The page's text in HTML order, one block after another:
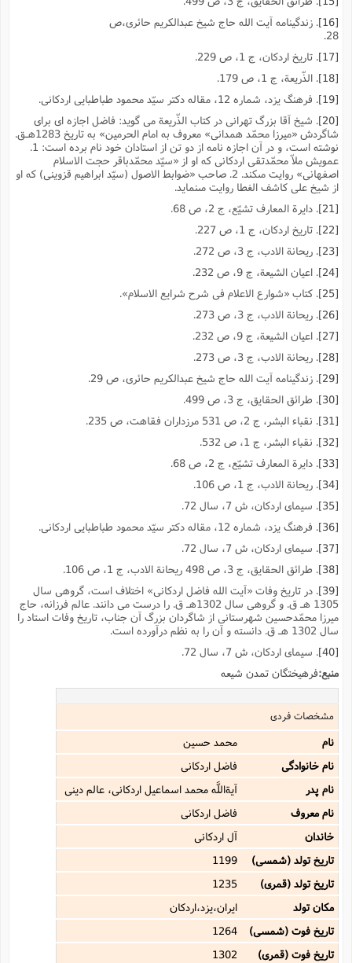
. زندگینامه آیت الله حاج شیخ عبدالکریم حائرى،ص
28.
. تاریخ اردکان، ج 1، ص 229.
. الذّریعة، ج 1، ص 179.
. فرهنگ یزد، شماره 12، مقاله دکتر سیّد محمود طباطبایى اردکانى.
. شیخ آقا بزرگ تهرانى در کتاب الذّریعة مى گوید: فاضل اجازه اى براى
شاگردش «میرزا محمّد همدانى» معروف به امام الحرمین» به تاریخ 1283هـق.
نوشته است، و در آن اجازه نامه از دو تن از استادان خود نام برده است: 1.
عمویش ملاّ محمّدتقى اردکانى که او از «سیّد محمّدباقر حجت الاسلام
اصفهانى» روایت مىکند. 2. صاحب «ضوابط الاصول (سیّد ابراهیم قزوینى) که او
از شیخ على کاشف الغطا روایت مىنماید.
. دایرة المعارف تشیّع، ج 2، ص 68.
. تاریخ اردکان، ج 1، ص 227.
. ریحانة الادب، ج 3، ص 272.
. اعیان الشیعة، ج 9، ص 232.
. کتاب «شوارع الاعلام فى شرح شرایع الاسلام».
. ریحانة الادب، ج 3، ص 273.
. اعیان الشیعة، ج 9، ص 232.
. ریحانة الادب، ج 3، ص 273.
. زندگینامه آیت الله حاج شیخ عبدالکریم حائرى، ص 29.
. طرائق الحقایق، ج 3، ص 499.
. نقباء البشر، ج 2، ص 531 مرزداران فقاهت، ص 235.
. نقباء البشر، ج 1، ص 532.
. دایرة المعارف تشیّع، ج 2، ص 68.
. ریحانة الادب، ج 1، ص 106.
. سیماى اردکان، ش 7، سال 72.
. فرهنگ یزد، شماره 12، مقاله دکتر سیّد محمود طباطبایى اردکانى.
. سیماى اردکان، ش 7، سال 72.
. طرائق الحقایق، ج 3، ص 498 ریحانة الادب، ج 1، ص 106.
. در تاریخ وفات «آیت الله فاضل اردکانى» اختلاف است، گروهى سال
1305 هـ ق. و گروهى سال 1302هـ ق. را درست مى دانند. عالم فرزانه، حاج
میرزا محمّدحسین شهرستانى از شاگردان بزرگ آن جناب، تاریخ وفات استاد را
سال 1302 هـ ق. دانسته و آن را به نظم درآورده است.
. سیماى اردکان، ش 7، سال 72.
منبع:فرهیختگان تمدن شیعه
مشخصات فردی
نام
محمد حسین
نام خانوادگی
فاضل اردکانی
نام پدر
آیةاللَّه محمد اسماعیل اردکانى، عالم دینى
نام معروف
فاضل اردکانى
خاندان
آل اردکانی
تاریخ تولد (شمسی)
1199
تاریخ تولد (قمری)
1235
مکان تولد
ایران،یزد،اردکان
تاریخ فوت (شمسی)
1264
تاریخ فوت (قمری)
1302